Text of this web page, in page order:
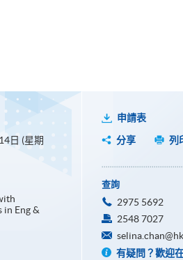
日 (星期
in Eng &
申請表
分享
列
查詢
2975 5692
2548 7027
有疑問？歡迎